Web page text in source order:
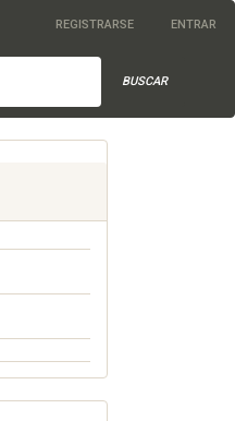
REGISTRARSE ENTRAR
BUSCAR